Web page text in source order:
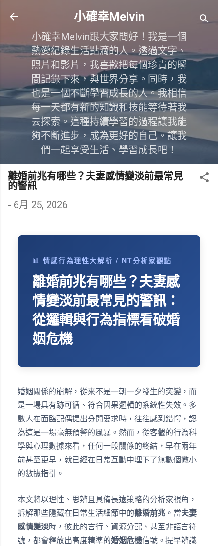
跳到主要內容
小確幸Melvin
小確幸Melvin跟大家問好！我是一個
熱愛紀錄生活點滴的人。透過文字、
照片和影片，我喜歡把每個珍貴的瞬
間記錄下來，與世界分享。同時，我
也是一個不斷學習成長的人。我相信
每一天都有新的知識和技能等待著我
去探索。這種持續學習的過程讓我能
夠不斷進步，成為更好的自己。讓我
們一起享受生活、學習成長吧！
離婚前兆有哪些？夫妻感情變淡前最常見
的警訊
- 6月 25, 2026
📊 情感行為理性大解析 / NT分析家觀點
離婚前兆有哪些？夫妻感
情變淡前最常見的警訊：
從邏輯與行為指標看破婚
姻危機
婚姻關係的崩解，從來不是一朝一夕發生的突變，而
是一場具有跡可循、符合因果邏輯的系統性失效。多
數人在面臨配偶提出分開要求時，往往感到錯愕，認
為這是一場毫無預警的風暴。然而，從客觀的行為科
學與心理數據來看，任何一段關係的終結，早在兩年
前甚至更早，就已經在日常互動中埋下了無數個微小
的數據指引。
本文將以理性、思辨且具備長遠策略的分析家視角，
拆解那些隱藏在日常生活細節中的離婚前兆 。當夫妻
感情變淡時，彼此的言行、資源分配、甚至非語言符
號，都會釋放出高度精準的婚姻危機信號。提早辨識